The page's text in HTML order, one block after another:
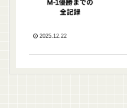
2025.12.22